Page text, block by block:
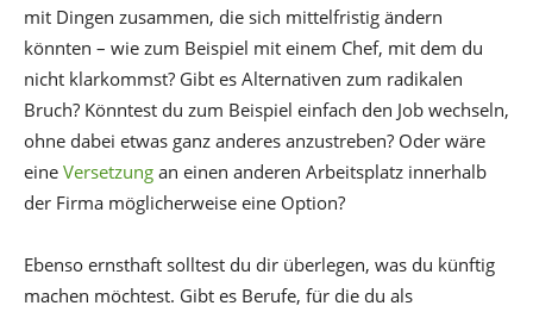
mit Dingen zusammen, die sich mittelfristig ändern
könnten – wie zum Beispiel mit einem Chef, mit dem du
nicht klarkommst? Gibt es Alternativen zum radikalen
Bruch? Könntest du zum Beispiel einfach den Job wechseln,
ohne dabei etwas ganz anderes anzustreben? Oder wäre
eine Versetzung an einen anderen Arbeitsplatz innerhalb
der Firma möglicherweise eine Option?
Ebenso ernsthaft solltest du dir überlegen, was du künftig
machen möchtest. Gibt es Berufe, für die du als